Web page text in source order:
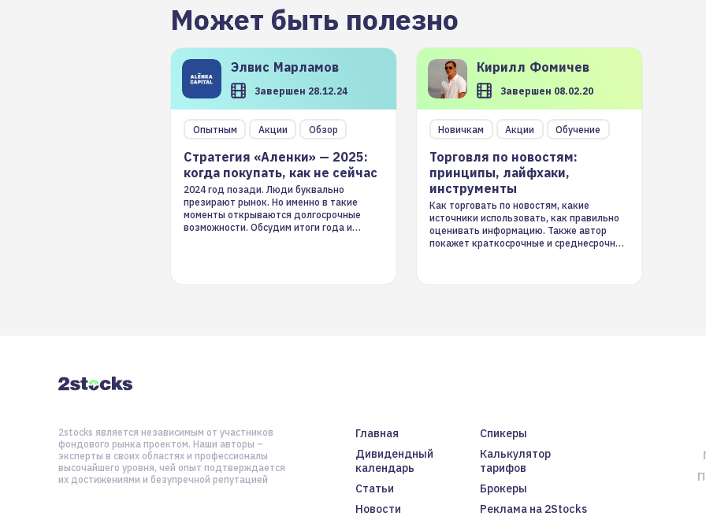
Может быть полезно
Элвис Марламов
Завершен 28.12.24
Опытным Акции Обзор
Стратегия «Аленки» — 2025:
когда покупать, как не сейчас
2024 год позади. Люди буквально
презирают рынок. Но именно в такие
моменты открываются долгосрочные
возможности. Обсудим итоги года и
Кирилл Фомичев
Завершен 08.02.20
Новичкам Акции Обучение
Торговля по новостям:
принципы, лайфхаки,
инструменты
Как торговать по новостям, какие
источники использовать, как правильно
оценивать информацию. Также автор
покажет краткосрочные и среднесрочные
Главная
Спикеры
Дивидендный
календарь
Калькулятор
тарифов
Статьи
Брокеры
Новости
Реклама на 2Stocks
2stocks является независимым от участников
фондового рынка проектом. Наши авторы –
эксперты в своих областях и профессионалы
высочайшего уровня, чей опыт подтверждается
их достижениями и безупречной репутацией